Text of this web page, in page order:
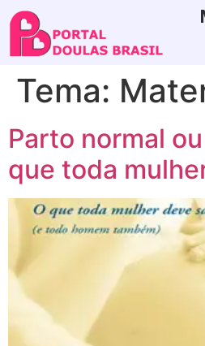
Tema:
Parto normal
que toda